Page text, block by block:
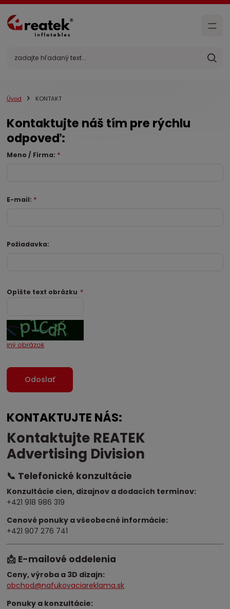
Úvod KONTAKT
Kontaktujte náš tím pre rýchlu
odpoveď:
Meno / Firma: *
E-mail: *
Požiadavka:
Opíšte text obrázku *
iný obrázok
KONTAKTUJTE NÁS:
Kontaktujte REATEK
Advertising Division
📞 Telefonické konzultácie
Konzultácie cien, dizajnov a dodacích termínov:
+421 918 986 319
Cenové ponuky a všeobecné informácie:
+421 907 276 741
📩 E-mailové oddelenia
Ceny, výroba a 3D dizajn:
obchod@nafukovaciareklama.sk
Ponuky a konzultácie: